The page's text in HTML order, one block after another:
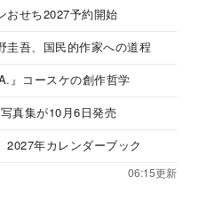
おせち2027予約開始
圭吾、国民的作家への道程
』コースケの創作哲学
真集が10月6日発売
2027年カレンダーブック
06:15更新